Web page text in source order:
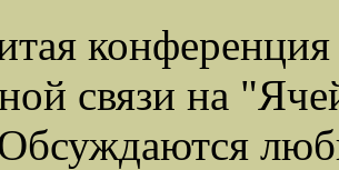
связи на